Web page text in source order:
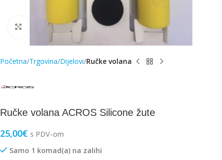
Click to enlarge
Početna Trgovina Dijelovi Ručke volana
Ručke volana ACROS Silicone žute
25,00€ s PDV-om
Samo 1 komad(a) na zalihi